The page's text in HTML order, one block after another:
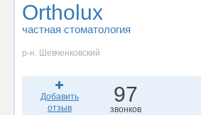
Ortholux
частная стоматология
р-н. Шевченковский
Добавить
отзыв
97
звонков